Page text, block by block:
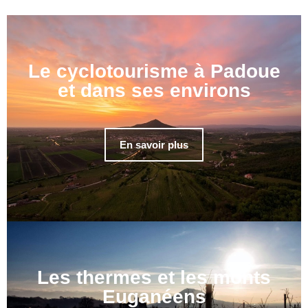
Le cyclotourisme à Padoue
et dans ses environs
En savoir plus
Les thermes et les monts
Euganéens